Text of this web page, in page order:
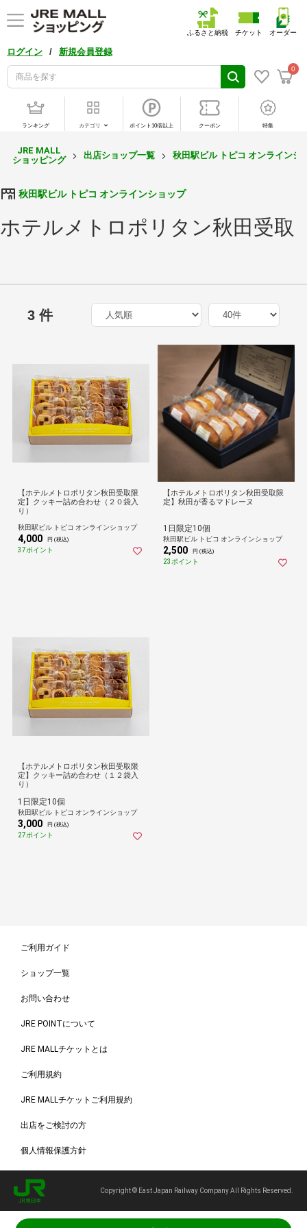
ログイン / 新規会員登録
0
ふるさと納税 チケット オーダー
ランキング カテゴリ ポイント10倍以上 クーポン 特集
JRE MALL
ショッピング
出店ショップ一覧 秋田駅ビル トピコ オンラインシ
秋田駅ビル トピコ オンラインショップ
ホテルメトロポリタン秋田受取
3 件
【ホテルメトロポリタン秋田受取限
定】クッキー詰め合わせ（２０袋入
り）
秋田駅ビル トピコ オンラインショップ
4,000 円 (税込)
37ポイント
【ホテルメトロポリタン秋田受取限
定】秋田が香るマドレーヌ
1日限定10個
秋田駅ビル トピコ オンラインショップ
2,500 円 (税込)
23ポイント
【ホテルメトロポリタン秋田受取限
定】クッキー詰め合わせ（１２袋入
り）
1日限定10個
秋田駅ビル トピコ オンラインショップ
3,000 円 (税込)
27ポイント
ご利用ガイド
ショップ一覧
お問い合わせ
JRE POINTについて
JRE MALLチケットとは
ご利用規約
JRE MALLチケットご利用規約
出店をご検討の方
個人情報保護方針
Copyright © East Japan Railway Company All Rights Reserved.